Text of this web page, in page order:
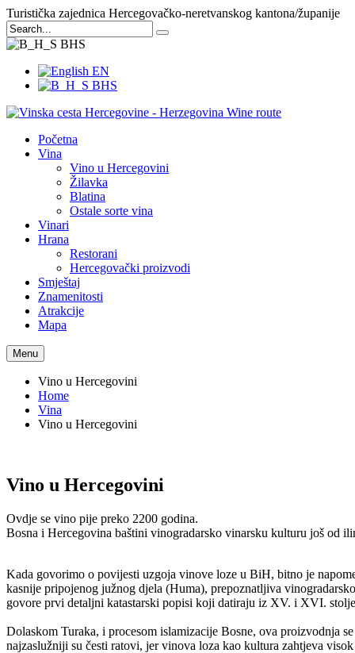
Turistička zajednica Hercegovačko-neretvanskog kantona/županije
BHS
EN
BHS
Početna
Vina
Vino u Hercegovini
Žilavka
Blatina
Ostale sorte vina
Vinari
Hrana
Restorani
Hercegovački proizvodi
Smještaj
Znamenitosti
Atrakcije
Mapa
Menu
Vino u Hercegovini
Home
Vina
Vino u Hercegovini
Vino u Hercegovini
Ovdje se vino pije preko 2200 godina.
Bosna i Hercegovina baštini vinogradarsko vinarsku kulturu još od
Kada govorimo o povijesti uzgoja vinove loze u BiH, bitno je
kasnije pripojenog južnog djela (Huma), prepoznatljiva
govore prvi detaljni katastarski popisi koji datiraju iz XV. i XVI.
Dolaskom Turaka, i procesom islamizacije Bosne, ova proizvodnja
najzaslužniji su česti ratovi, jer vinova loza kao kultura zahtjeva